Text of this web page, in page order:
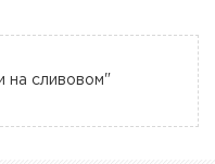
на сливовом"